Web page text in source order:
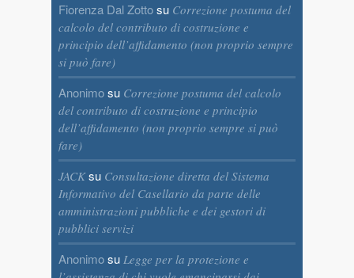
Fiorenza Dal Zottosu Correzione postuma del
calcolo del contributo di costruzione e
principio dell’affidamento (non proprio sempre
si può fare)
Anonimosu Correzione postuma del calcolo
del contributo di costruzione e principio
dell’affidamento (non proprio sempre si può
fare)
JACKsu Consultazione diretta del Sistema
Informativo del Casellario da parte delle
amministrazioni pubbliche e dei gestori di
pubblici servizi
Anonimosu Legge per la protezione e